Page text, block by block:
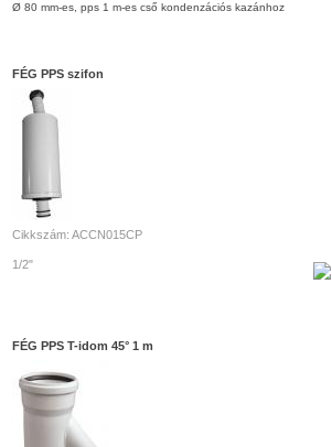
Ø 80 mm-es, pps 1 m-es cső kondenzációs kazánhoz
FÉG PPS szifon
Cikkszám: ACCN015CP
1/2"
FÉG PPS T-idom 45° 1 m